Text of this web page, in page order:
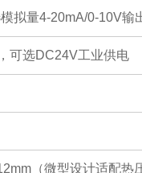
模拟量4-20mA/0-10V输
可选DC24V工业供电
（微型设计适配热